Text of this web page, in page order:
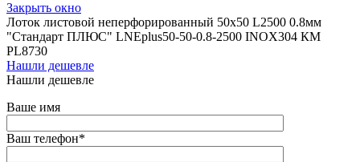
Закрыть окно
Лоток листовой неперфорированный 50х50 L2500 0.8мм
"Стандарт ПЛЮС" LNEplus50-50-0.8-2500 INOX304 КМ
PL8730
Нашли дешевле
Нашли дешевле
Ваше имя
Ваш телефон*